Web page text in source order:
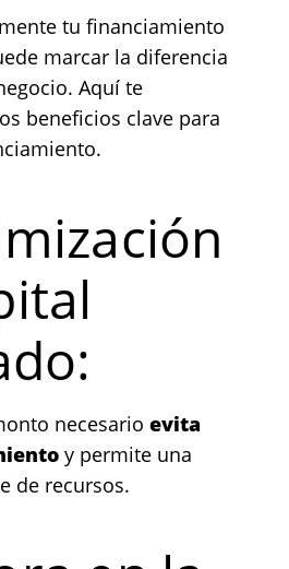
tu financiamiento
marcar la diferencia
Aquí te
beneficios clave para
necesario evita
y permite una
de recursos.